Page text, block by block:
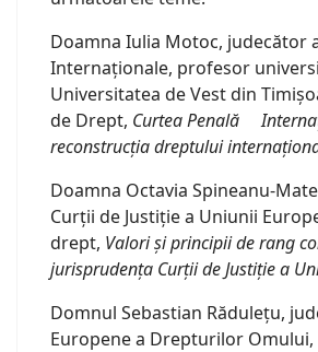
Doamna Iulia Motoc, judecător
Internaționale, profesor
Universitatea de Vest din
de Drept, Curtea Penală
reconstrucția dreptului
Doamna Octavia Spineanu-
Curții de Justiție a Uniunii
drept, Valori și principii de rang
jurisprudența Curții de Justiție a
Domnul Sebastian Rădulețu,
Europene a Drepturilor